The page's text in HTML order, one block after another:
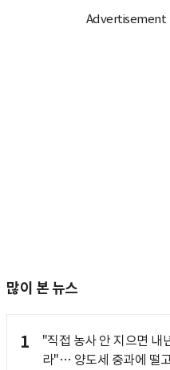
많이 본 뉴스
1
"직접 농사 안 지으면 내
라"… 양도세 중과에 떨